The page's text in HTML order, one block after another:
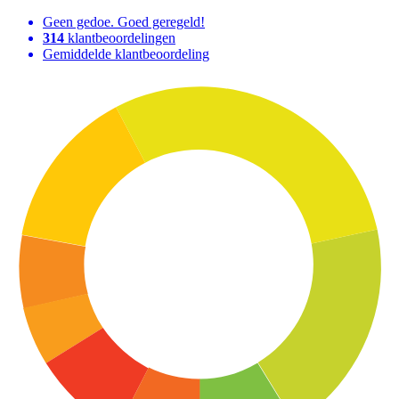
Geen gedoe. Goed geregeld!
314 klantbeoordelingen
Gemiddelde klantbeoordeling